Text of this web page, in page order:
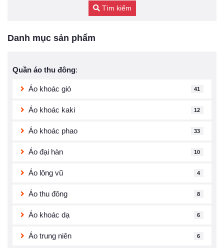
Tìm kiếm
Danh mục sản phẩm
Quần áo thu đông:
Áo khoác gió 41
Áo khoác kaki 12
Áo khoác phao 33
Áo đại hàn 10
Áo lông vũ 4
Áo thu đông 8
Áo khoác dạ 6
Áo trung niên 6